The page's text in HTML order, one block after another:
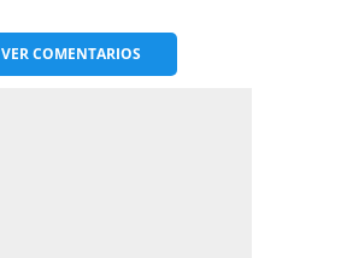
VERCOMENTARIOS